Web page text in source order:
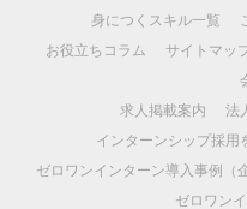
身につくスキル一覧
お役立ちコラム
サイトマッ
求人掲載案内
法
インターンシップ採用
ゼロワンインターン導入事例（
ゼロワン